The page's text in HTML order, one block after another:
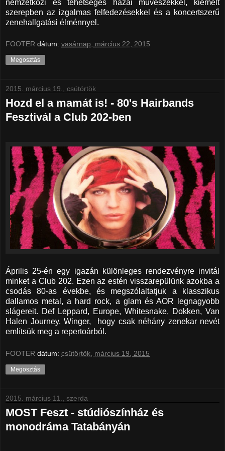
nemzetközi és tehetséges hazai művészekkel, kiemelt
szerepben az izgalmas felfedezésekkel és a koncertszerű
zenehallgatási élménnyel.
FOOTER dátum: vasárnap, március 22, 2015
Megosztás
2015. március 19., csütörtök
Hozd el a mamát is! - 80's Hairbands
Fesztivál a Club 202-ben
Április 25-én egy igazán különleges rendezvényre invitál
minket a Club 202. Ezen az estén visszarepülünk azokba a
csodás 80-as évekbe, és megszólaltatjuk a klasszikus
dallamos metal, a hard rock, a glam és AOR legnagyobb
slágereit. Def Leppard, Europe, Whitesnake, Dokken, Van
Halen Journey, Winger, hogy csak néhány zenekar nevét
említsük meg a repertoárból.
FOOTER dátum: csütörtök, március 19, 2015
Megosztás
2015. március 11., szerda
MOST Feszt - stúdiószínház és
monodráma Tatabányán